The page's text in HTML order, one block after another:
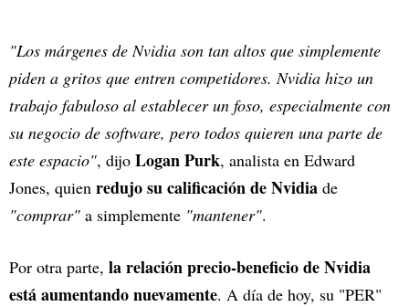
"Los márgenes de Nvidia son tan altos que simplemente
piden a gritos que entren competidores. Nvidia hizo un
trabajo fabuloso al establecer un foso, especialmente con
su negocio de software, pero todos quieren una parte de
este espacio", dijo Logan Purk, analista en Edward
Jones, quien redujo su calificación de Nvidia de
"comprar" a simplemente "mantener".
Por otra parte, la relación precio-beneficio de Nvidia
está aumentando nuevamente. A día de hoy, su "PER"